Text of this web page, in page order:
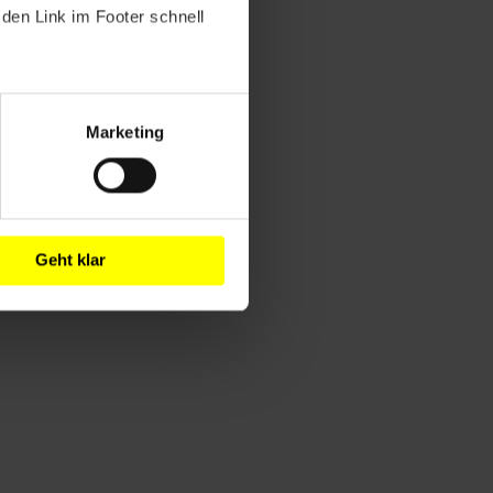
Link im Footer schnell
Marketing
Geht klar